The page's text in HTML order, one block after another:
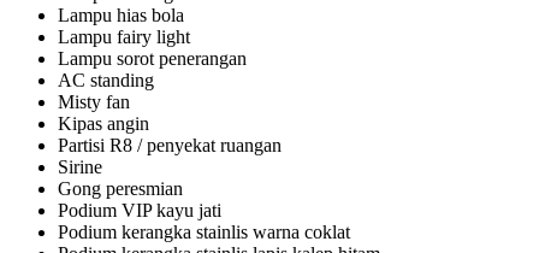
Lampu hias bola
Lampu fairy light
Lampu sorot penerangan
AC standing
Misty fan
Kipas angin
Partisi R8 / penyekat ruangan
Sirine
Gong peresmian
Podium VIP kayu jati
Podium kerangka stainlis warna coklat